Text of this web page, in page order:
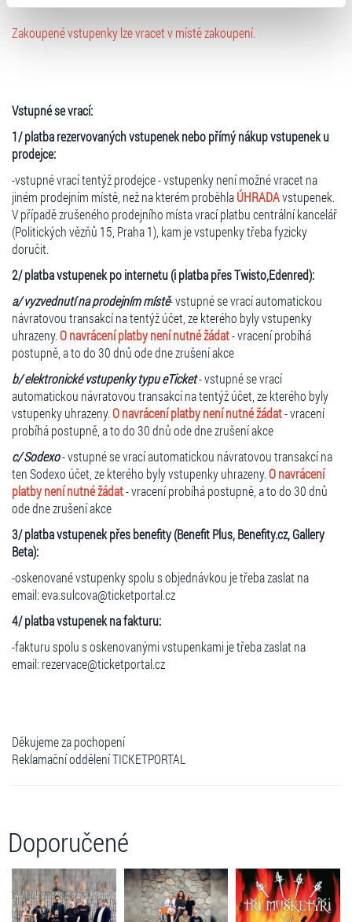
zpracování upravíte zaškrtnutím příslušné varianty. Svoji
Zakoupené vstupenky lze vracet v místě zakoupení.
Vstupné se vrací:
1/ platba rezervovaných vstupenek nebo přímý nákup vstupenek u
prodejce:
-vstupné vrací tentýž prodejce - vstupenky není možné vracet na
jiném prodejním místě, než na kterém proběhlaÚHRADAvstupenek.
V případě zrušeného prodejního místa vrací platbu centrální kancelář
(Politických vězňů 15, Praha 1), kam je vstupenky třeba fyzicky
doručit.
2/ platba vstupenek po internetu (i platba přes Twisto,Edenred):
a/ vyzvednutí na prodejním místě- vstupné se vrací automatickou
návratovou transakcí na tentýž účet, ze kterého byly vstupenky
uhrazeny.O navrácení platby není nutné žádat- vracení probíhá
postupně, a to do 30 dnů ode dne zrušení akce
b/ elektronické vstupenky typu eTicket- vstupné se vrací
automatickou návratovou transakcí na tentýž účet, ze kterého byly
vstupenky uhrazeny.O navrácení platby není nutné žádat- vracení
probíhá postupně, a to do 30 dnů ode dne zrušení akce
c/ Sodexo- vstupné se vrací automatickou návratovou transakcí na
ten Sodexo účet, ze kterého byly vstupenky uhrazeny.O navrácení
platby není nutné žádat- vracení probíhá postupně, a to do 30 dnů
ode dne zrušení akce
3/ platba vstupenek přes benefity (Benefit Plus, Benefity.cz, Gallery
Beta):
-oskenované vstupenky spolu s objednávkou je třeba zaslat na
email: eva.sulcova@ticketportal.cz
4/ platba vstupenek na fakturu:
-fakturu spolu s oskenovanými vstupenkami je třeba zaslat na
email: rezervace@ticketportal.cz
Děkujeme za pochopení
Reklamační oddělení TICKETPORTAL
Doporučené